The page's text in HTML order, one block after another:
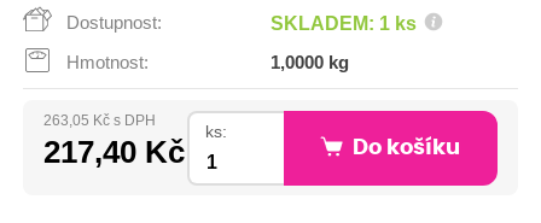
Dostupnost:
SKLADEM: 1 ks
Hmotnost: 1,0000 kg
263,05 Kč s DPH
217,40 Kč
ks:
Do košíku